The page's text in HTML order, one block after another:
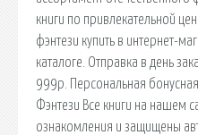
книги по привлекательной
фэнтези купить в интернет-
каталоге. Отправка в день
999р. Персональная
Фэнтези Все книги на нашем
ознакомления и защищены